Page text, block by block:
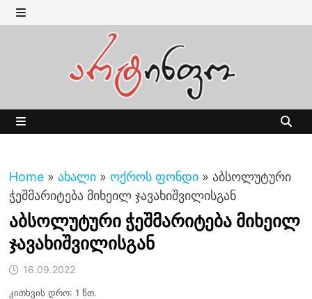
Skip
to MENU
Home » ახალი » ოქროს ფონდი » აბსოლუტური
ჭეშმარიტება მიხეილ ჯავახიშვილისგან
აბსოლუტური ჭეშმარიტება მიხეილ
ჯავახიშვილისგან
16.09.2022
კითხვის დრო: 1 წთ.